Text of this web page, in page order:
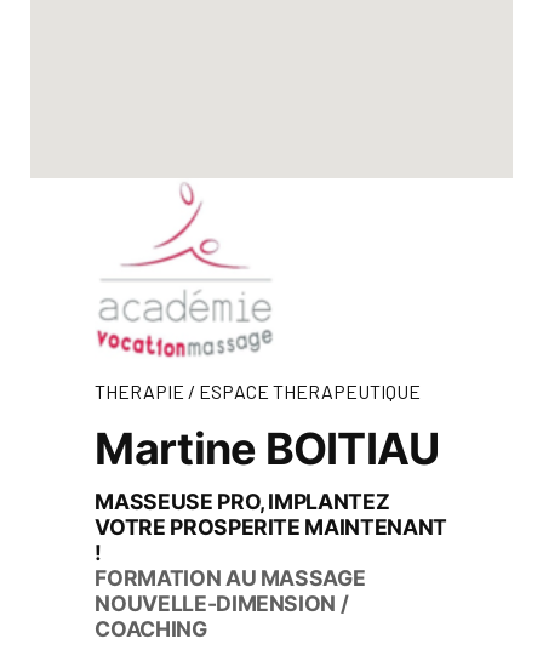
THERAPIE / ESPACE THERAPEUTIQUE
Martine BOITIAU
MASSEUSE PRO, IMPLANTEZ
VOTRE PROSPERITE MAINTENANT
!
FORMATION AU MASSAGE
NOUVELLE-DIMENSION /
COACHING